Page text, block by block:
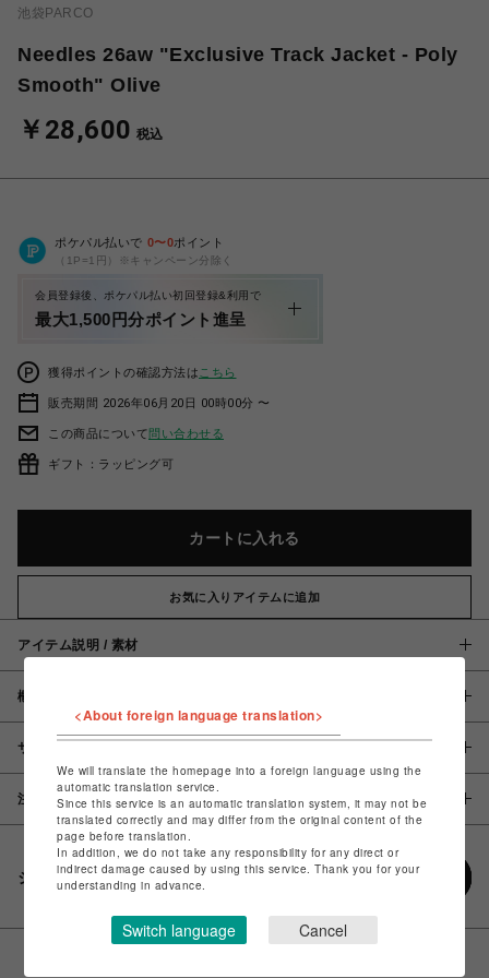
池袋PARCO
Needles 26aw "Exclusive Track Jacket - Poly
Smooth" Olive
￥28,600 税込
ポケパル払いで 0〜0ポイント
（1P=1円）※キャンペーン分除く
会員登録後、ポケパル払い初回登録&利用で
最大1,500円分ポイント進呈
獲得ポイントの確認方法は こちら
販売期間 2026年06月20日 00時00分 〜
この商品について問い合わせる
ギフト：ラッピング可
カートに入れる
お気に入りアイテムに追加
アイテム説明 / 素材
概要
サイズ
注意事項
シェアする
<About foreign language translation>
We will translate the homepage into a foreign language using the
automatic translation service.
Since this service is an automatic translation system, it may not be
translated correctly and may differ from the original content of the
page before translation.
In addition, we do not take any responsibility for any direct or
indirect damage caused by using this service. Thank you for your
understanding in advance.
Switch language Cancel